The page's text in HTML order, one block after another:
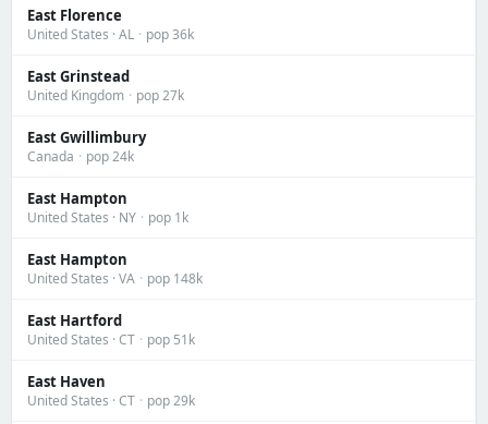
East Florence
United States · AL · pop 36k
East Grinstead
United Kingdom · pop 27k
East Gwillimbury
Canada · pop 24k
East Hampton
United States · NY · pop 1k
East Hampton
United States · VA · pop 148k
East Hartford
United States · CT · pop 51k
East Haven
United States · CT · pop 29k